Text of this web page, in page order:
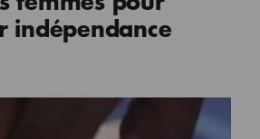
indépendance